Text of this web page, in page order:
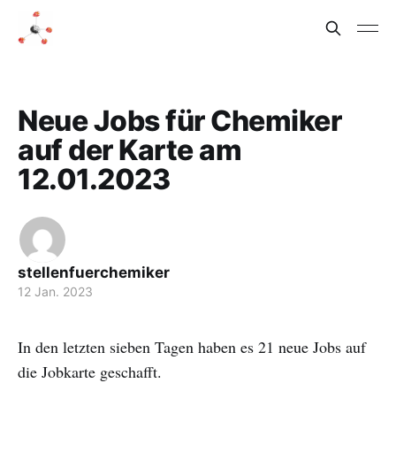
Neue Jobs für Chemiker
auf der Karte am
12.01.2023
stellenfuerchemiker
12 Jan. 2023
In den letzten sieben Tagen haben es 21 neue Jobs auf
die Jobkarte geschafft.